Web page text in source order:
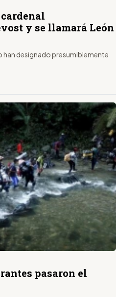
y se llamará León
han designado presumiblemente
pasaron el